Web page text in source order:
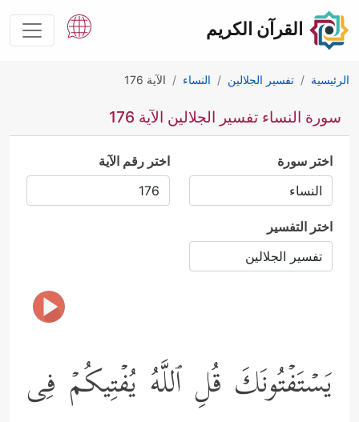
القرآن الكريم
الرئيسية تفسير الجلالين النساء الآية 176
سورة النساء تفسير الجلالين الآية 176
اختر سورة اختر رقم الآية
اختر التفسير
یَسۡتَفۡتُونَكَ قُلِ ٱللَّهُ یُفۡتِیكُمۡ فِی